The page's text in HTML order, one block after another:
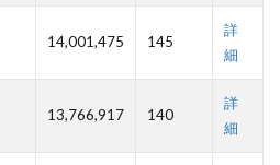
14,001,475 145
詳
細
13,766,917 140
詳
細